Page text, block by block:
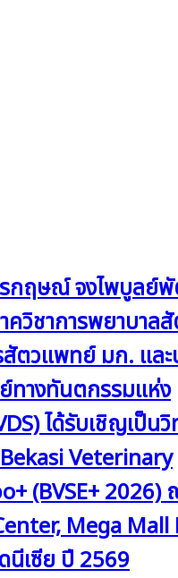
กฤษณ์ จงไพบูลย์
าควิชาการพยาบา
ตวแพทย์ มก. และ
างทันตกรรมแห่ง
ได้รับเชิญเป็น
Veterinary
(BVSE+ 2026)
Mega Mall
นีเซีย ปี 2569